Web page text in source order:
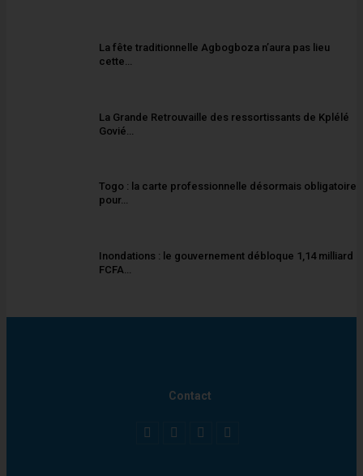
La fête traditionnelle Agbogboza n’aura pas lieu
cette…
La Grande Retrouvaille des ressortissants de Kplélé
Govié…
Togo : la carte professionnelle désormais obligatoire
pour…
Inondations : le gouvernement débloque 1,14 milliard
FCFA…
Contact